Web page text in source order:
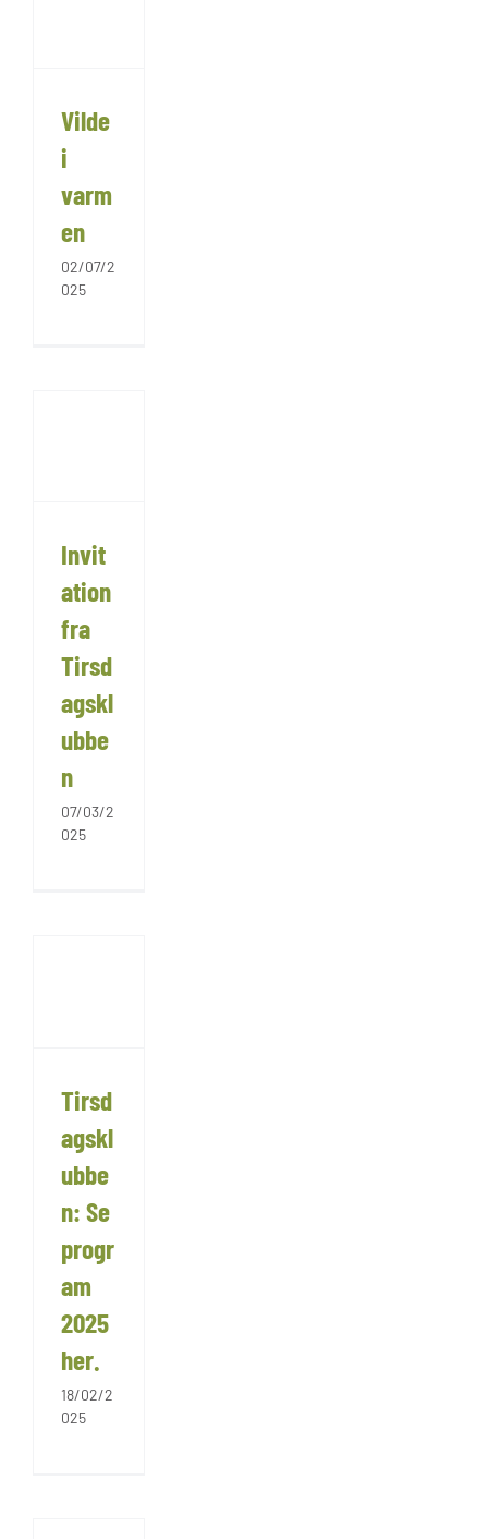
Vilde
i
varm
en
02/07/2
025
Invit
ation
fra
Tirsd
agskl
ubbe
n
07/03/2
025
Tirsd
agskl
ubbe
n: Se
progr
am
2025
her.
18/02/2
025